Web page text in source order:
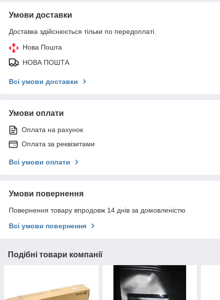
Умови доставки
Доставка здійснюється тільки по передоплаті.
Нова Пошта
НОВА ПОШТА
Всі умови доставки
Умови оплати
Оплата на рахунок
Оплата за реквізитами
Всі умови оплати
Умови повернення
Повернення товару впродовж 14 днів за домовленістю
Всі умови повернення
Подібні товари компанії